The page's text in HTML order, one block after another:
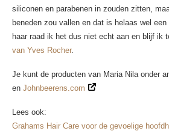
siliconen en parabenen in zouden zitten,
beneden zou vallen en dat is helaas wel
haar raad ik het dus niet echt aan en blijf ik
van Yves Rocher.
Je kunt de producten van Maria Nila onder
en Johnbeerens.com
Lees ook:
Grahams Hair Care voor de gevoelige